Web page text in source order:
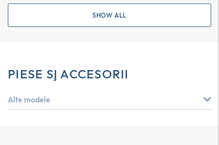
SHOW ALL
PIESE ŞI ACCESORII
Alte modele